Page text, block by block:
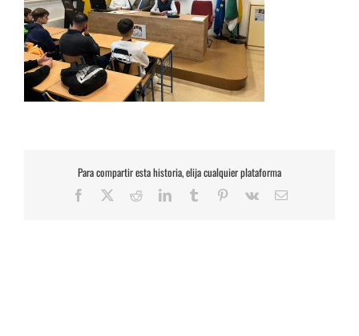
Para compartir esta historia, elija cualquier plataforma
Facebook RedditLinkedInTumblr Pinterest
Vk
Correo